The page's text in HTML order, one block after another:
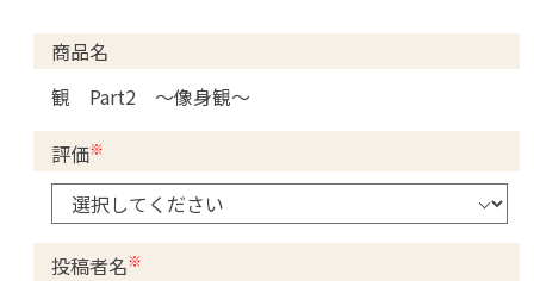
商品名
観 Part2 〜像身観〜
評価※
投稿者名※